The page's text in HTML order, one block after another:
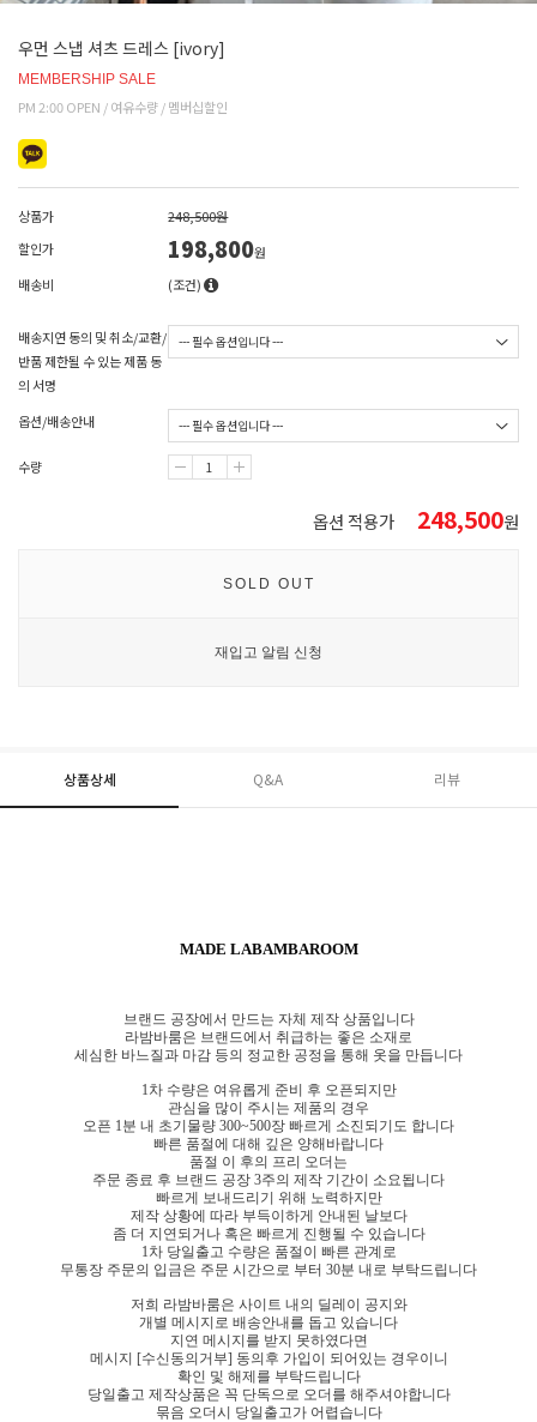
우먼 스냅 셔츠 드레스 [ivory]
MEMBERSHIP SALE
PM 2:00 OPEN / 여유수량 / 멤버십할인
상품가
248,500원
할인가
198,800원
배송비
(조건)
배송지연 동의 및 취소/교환/
반품 제한될 수 있는 제품 동
의 서명
옵션/배송안내
수량
옵션 적용가 248,500원
SOLD OUT
재입고 알림 신청
상품상세 Q&A 리뷰
MADE LABAMBAROOM
브랜드 공장에서 만드는 자체 제작 상품입니다
라밤바룸은 브랜드에서 취급하는 좋은 소재로
세심한 바느질과 마감 등의 정교한 공정을 통해 옷을 만듭니다
1차 수량은 여유롭게 준비 후 오픈되지만
관심을 많이 주시는 제품의 경우
오픈 1분 내 초기물량 300~500장 빠르게 소진되기도 합니다
빠른 품절에 대해 깊은 양해바랍니다
품절 이 후의 프리 오더는
주문 종료 후 브랜드 공장 3주의 제작 기간이 소요됩니다
빠르게 보내드리기 위해 노력하지만
제작 상황에 따라 부득이하게 안내된 날보다
좀 더 지연되거나 혹은 빠르게 진행될 수 있습니다
1차 당일출고 수량은 품절이 빠른 관계로
무통장 주문의 입금은 주문 시간으로 부터 30분 내로 부탁드립니다
저희 라밤바룸은 사이트 내의 딜레이 공지와
개별 메시지로 배송안내를 돕고 있습니다
지연 메시지를 받지 못하였다면
메시지 [수신동의거부] 동의후 가입이 되어있는 경우이니
확인 및 해제를 부탁드립니다
당일출고 제작상품은 꼭 단독으로 오더를 해주셔야합니다
묶음 오더시 당일출고가 어렵습니다